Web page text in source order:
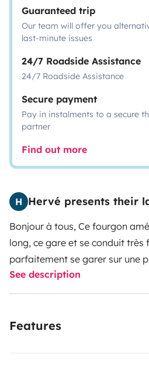
Guaranteed trip
Our team will offer you
last-minute issues
24/7 Roadside Assistance
24/7 Roadside Assistance
Secure payment
Pay in instalments to a secure
partner
Find out more
H Hervé presents their
Bonjour à tous, Ce fourgon
long, ce gare et se conduit très
parfaitement se garer sur une
standard ! Avec ses 2,70m de
position de conduite agréable
de taille généreuse, l’obscurité
See description
Features